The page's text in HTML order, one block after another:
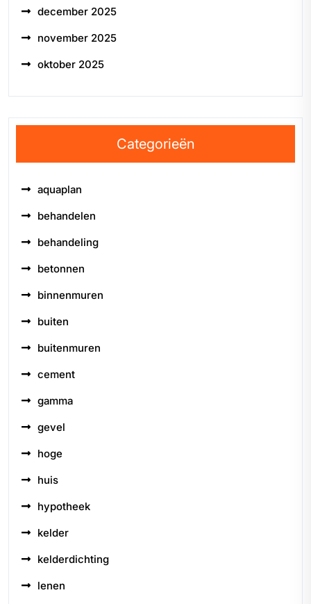
december 2025
november 2025
oktober 2025
Categorieën
aquaplan
behandelen
behandeling
betonnen
binnenmuren
buiten
buitenmuren
cement
gamma
gevel
hoge
huis
hypotheek
kelder
kelderdichting
lenen